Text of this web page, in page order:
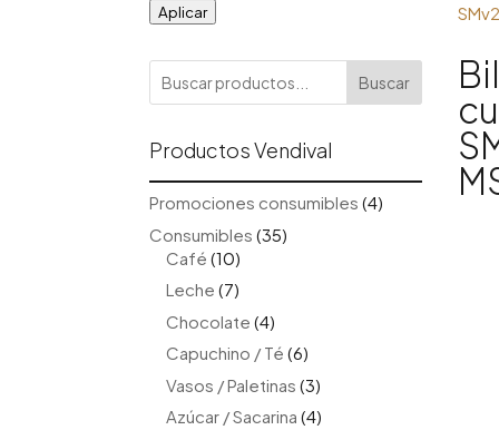
Aplicar
Buscar
Productos Vendival
Promociones consumibles 44
Consumibles 3535
Café 1010
productos
Leche 77
productos
Chocolate 44
productos
Capuchino / Té 66
productos
Vasos / Paletinas 33
productos
Azúcar / Sacarina 44